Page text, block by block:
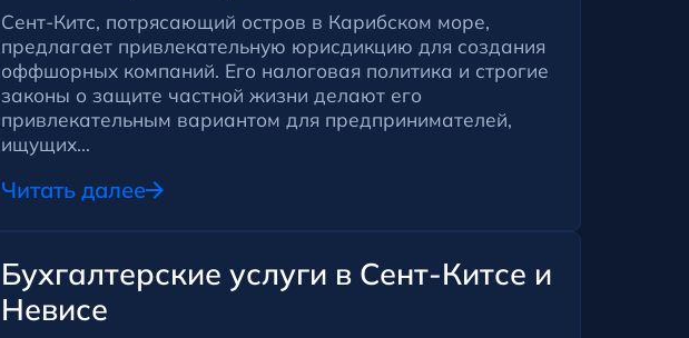
Сент-Китс, потрясающий остров в Карибском море,
предлагает привлекательную юрисдикцию для создания
оффшорных компаний. Его налоговая политика и строгие
законы о защите частной жизни делают его
привлекательным вариантом для предпринимателей,
ищущих...
Читать далее
Бухгалтерские услуги в Сент-Китсе и
Невисе